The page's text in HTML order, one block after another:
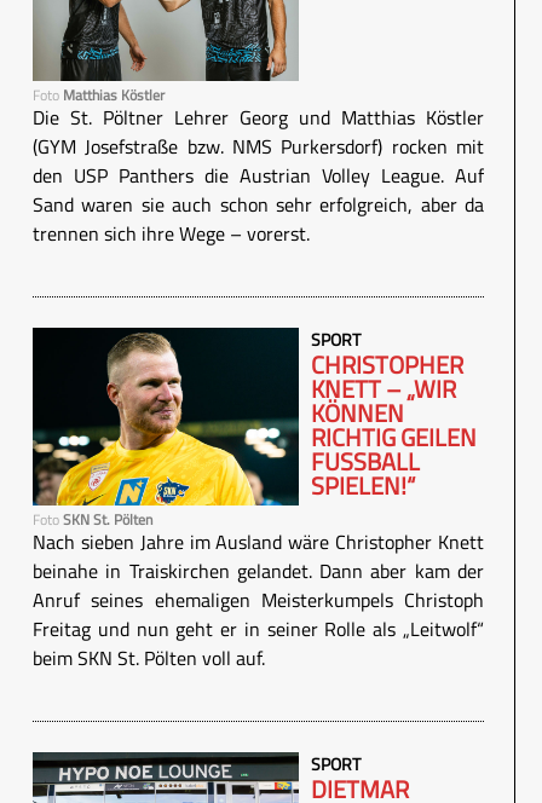
Foto Matthias Köstler
Die St. Pöltner Lehrer Georg und Matthias Köstler
(GYM Josefstraße bzw. NMS Purkersdorf) rocken mit
den USP Panthers die Austrian Volley League. Auf
Sand waren sie auch schon sehr erfolgreich, aber da
trennen sich ihre Wege – vorerst.
FotoSKN St. Pölten
SPORT
CHRISTOPHER
KNETT – „WIR
KÖNNEN
RICHTIG GEILEN
FUSSBALL S
PIELEN!“
Nach sieben Jahre im Ausland wäre Christopher Knett
beinahe in Traiskirchen gelandet. Dann aber kam der
Anruf seines ehemaligen Meisterkumpels Christoph
Freitag und nun geht er in seiner Rolle als „Leitwolf“
beim SKN St. Pölten voll auf.
SPORT
DIETMAR